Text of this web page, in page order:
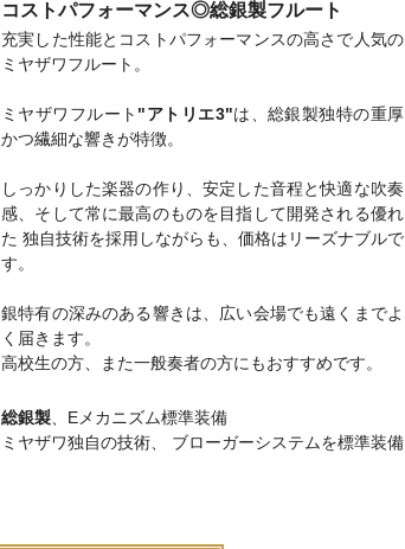
コストパフォーマンス◎総銀製フルート
充実した性能とコストパフォーマンスの高さで人気の
ミヤザワフルート。
ミヤザワフルート "アトリエ3"は、総銀製独特の重厚
かつ繊細な響きが特徴。
しっかりした楽器の作り、安定した音程と快適な吹奏
感、そして常に最高のものを目指して開発される優れ
た 独自技術を採用しながらも、価格はリーズナブルで
す。
銀特有の深みのある響きは、広い会場でも遠くまでよ
く届きます。
高校生の方、また一般奏者の方にもおすすめです。
総銀製 、Eメカニズム標準装備
ミヤザワ独自の技術、 ブローガーシステムを標準装備